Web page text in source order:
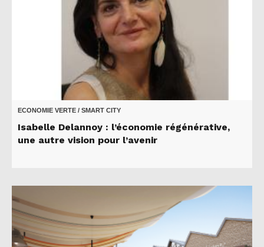
ECONOMIE VERTE / SMART CITY
Isabelle Delannoy : l’économie régénérative,
une autre vision pour l’avenir